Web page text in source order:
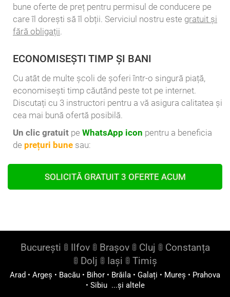
bune oferte de preț pentru permisul de conducere pe
care îl dorești să îl obții. Serviciul nostru este gratuit și
fără obligații
ECONOMISEȘTI TIMP ȘI BANI
Cu atât de multe școli de șoferi într-o singură piață,
economisești timp căutând peste tot pe internet.
Discutați cu 3 instructori pentru a vă asigura calitatea și
cea mai bună ofertă posibilă.
Un clic gratuit pe WhatsApp icon pentru a beneficia
de prețuri bune sau:
SOLICITĂ GRATUIT 3 OFERTE ACUM
București 🚦 Ilfov🚦 Brașov🚦 Cluj 🚦 Constanța
🚦 Dolj 🚦 Iași 🚦 Timiș
Arad • Argeș • Bacău • Bihor • Brăila • Galați • Mureș • Prahova
• Sibiu ...și altele